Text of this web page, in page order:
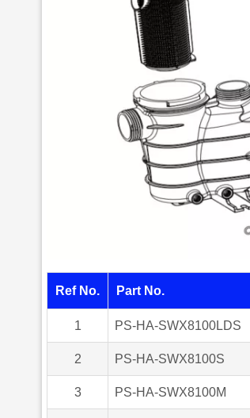
Ref No. Part No.
1 PS-HA-SWX8100LDS
2 PS-HA-SWX8100S
3 PS-HA-SWX8100M